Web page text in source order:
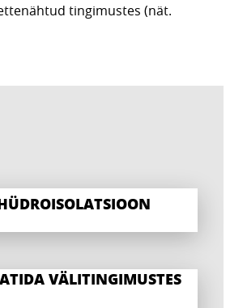
tingimustes (nät.
VÄLITINGIMUSTES